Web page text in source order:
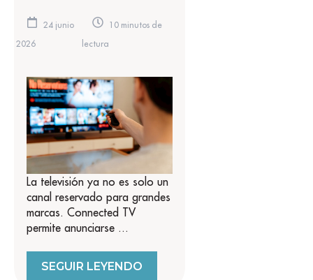
24 junio
2026
10 minutos de
lectura
La televisión ya no es solo un
canal reservado para grandes
marcas. Connected TV
permite anunciarse ...
SEGUIR LEYENDO